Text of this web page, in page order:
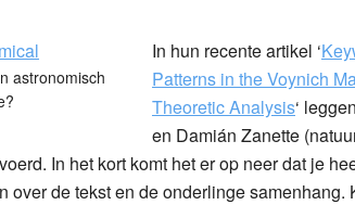
astronomisch
In hun recente artikel ‘
Patterns in the Voynich
Theoretic Analysis‘
en Damián Zanette
In het kort komt het er op neer dat je
over de tekst en de onderlinge samenhang.